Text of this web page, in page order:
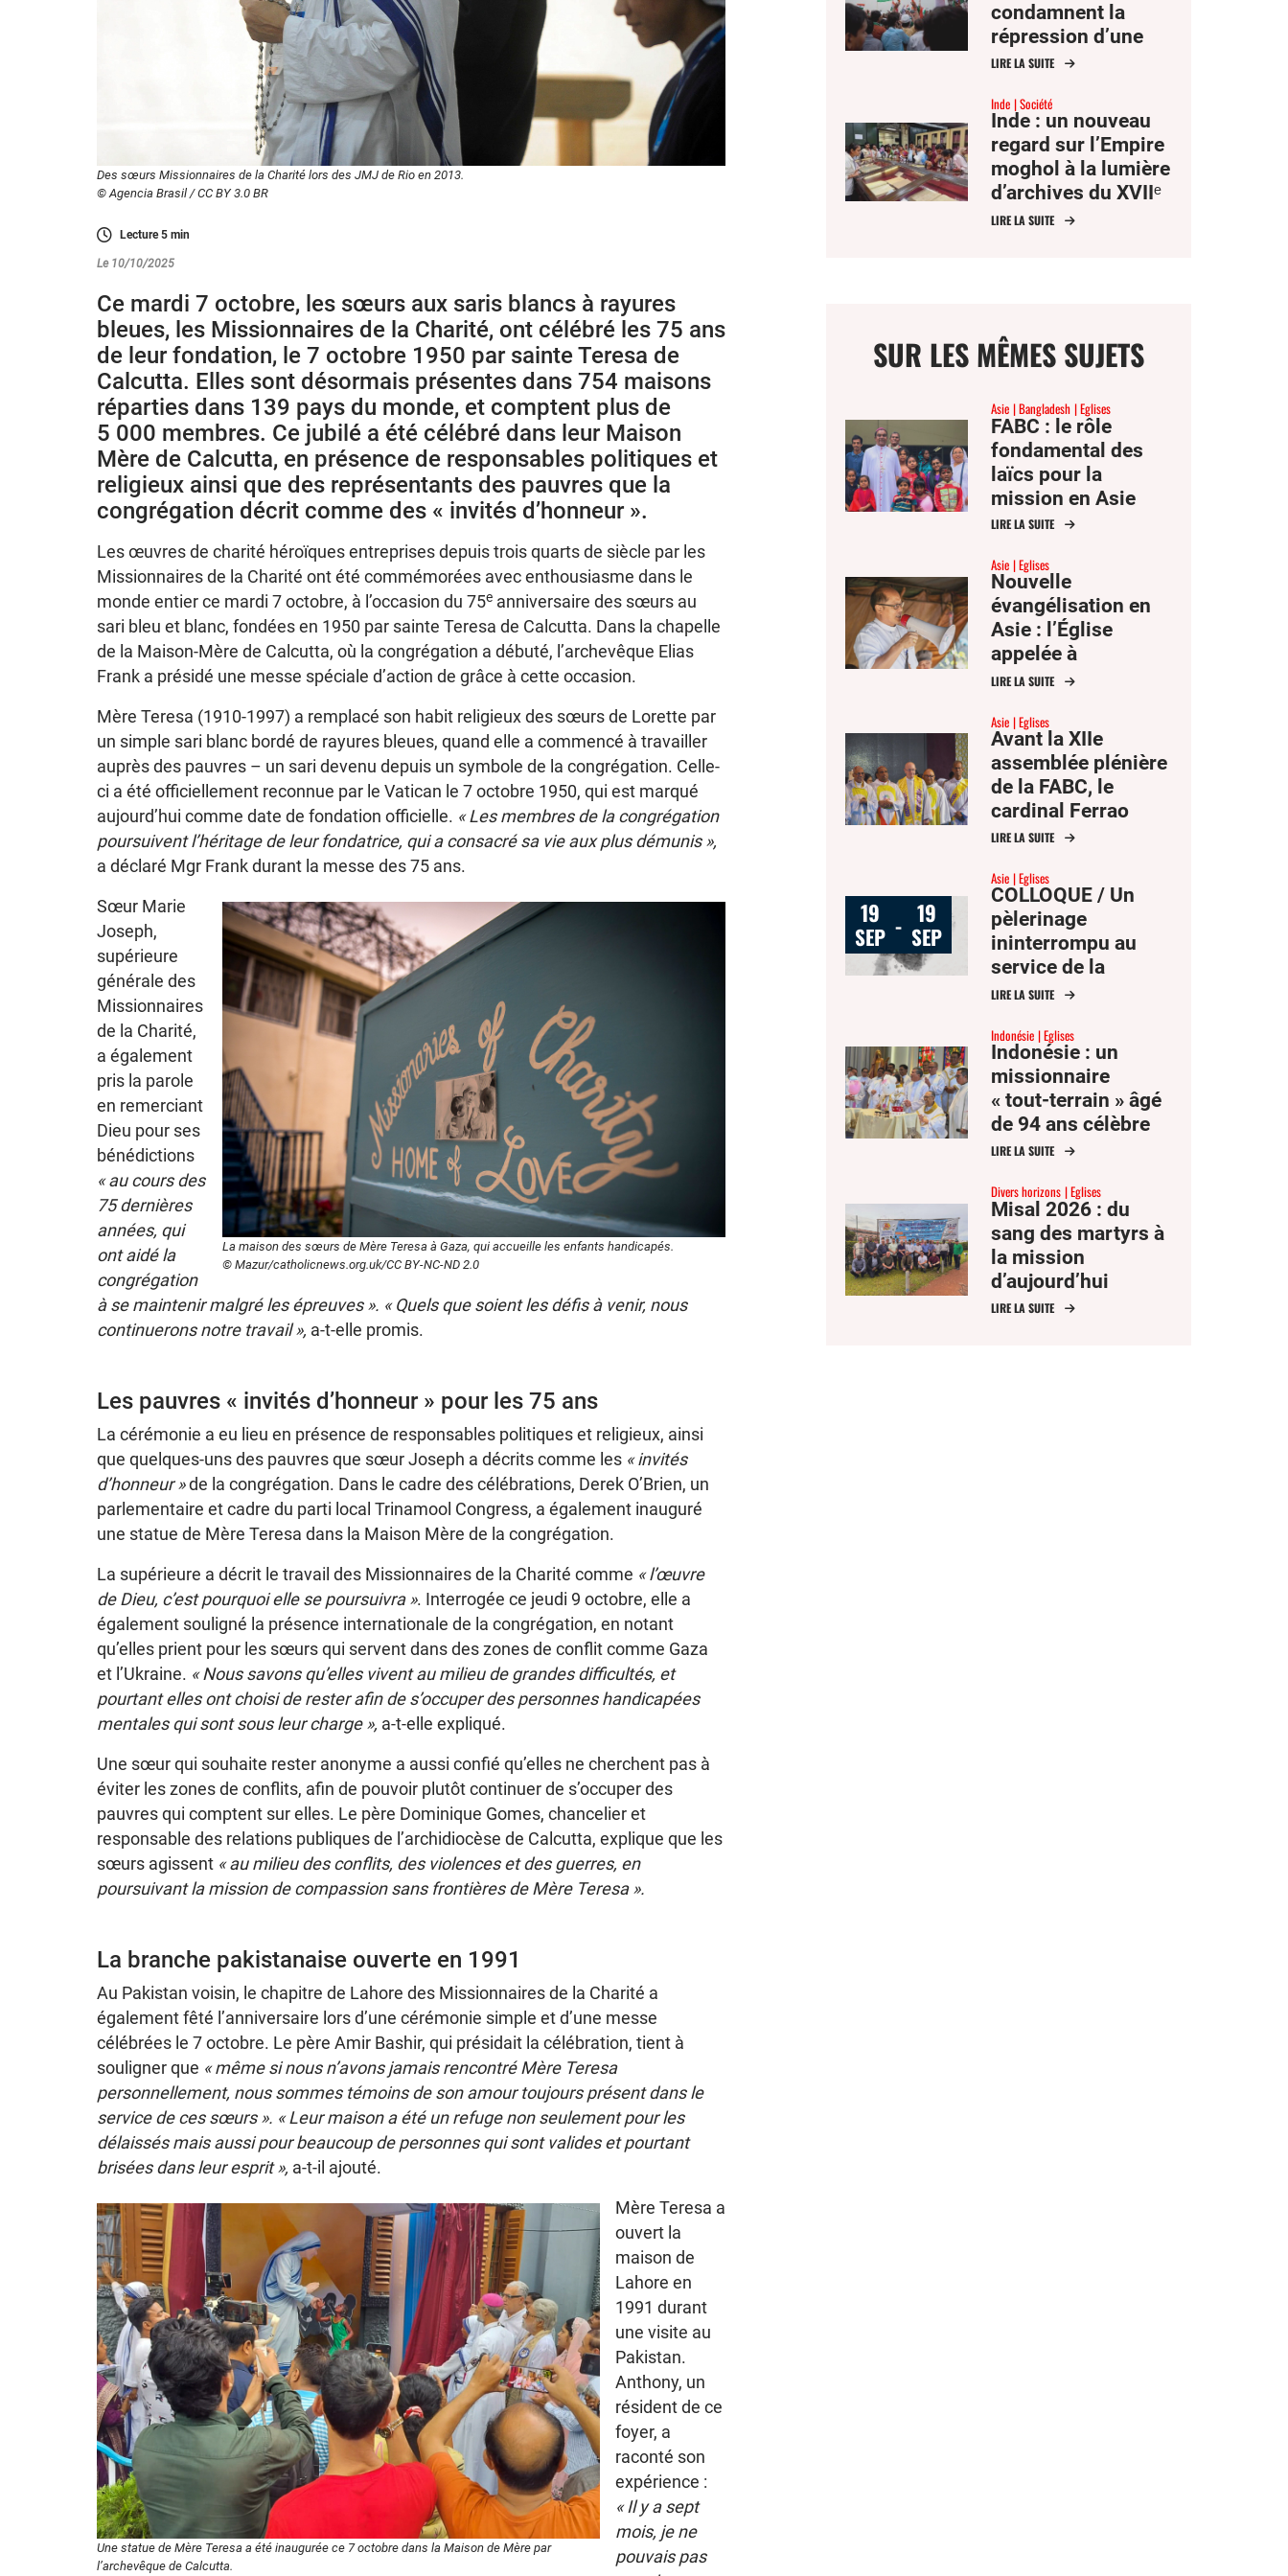
Des sœurs Missionnaires de la Charité lors des JMJ de Rio en 2013.
© Agencia Brasil / CC BY 3.0 BR
Lecture5min
Le 10/10/2025
Ce mardi 7 octobre, les sœurs aux saris blancs à rayures
bleues, les Missionnaires de la Charité, ont célébré les 75 ans
de leur fondation, le 7 octobre 1950 par sainte Teresa de
Calcutta. Elles sont désormais présentes dans 754 maisons
réparties dans 139 pays du monde, et comptent plus de
5 000 membres. Ce jubilé a été célébré dans leur Maison
Mère de Calcutta, en présence de responsables politiques et
religieux ainsi que des représentants des pauvres que la
congrégation décrit comme des « invités d’honneur ».
Les œuvres de charité héroïques entreprises depuis trois quarts de siècle par les
Missionnaires de la Charité ont été commémorées avec enthousiasme dans le
monde entier ce mardi 7 octobre, à l’occasion du 75eanniversaire des sœurs au
sari bleu et blanc, fondées en 1950 par sainte Teresa de Calcutta. Dans la chapelle
de la Maison-Mère de Calcutta, où la congrégation a débuté, l’archevêque Elias
Frank a présidé une messe spéciale d’action de grâce à cette occasion.
Mère Teresa (1910-1997) a remplacé son habit religieux des sœurs de Lorette par
un simple sari blanc bordé de rayures bleues, quand elle a commencé à travailler
auprès des pauvres – un sari devenu depuis un symbole de la congrégation. Celle-
ci a été officiellement reconnue par le Vatican le 7 octobre 1950, qui est marqué
aujourd’hui comme date de fondation officielle. « Les membres de la congrégation
poursuivent l’héritage de leur fondatrice, qui a consacré sa vie aux plus démunis »,
a déclaré Mgr Frank durant la messe des 75 ans.
La maison des sœurs de Mère Teresa à Gaza, qui accueille les enfants handicapés.
© Mazur/catholicnews.org.uk/CC BY-NC-ND 2.0
Sœur Marie
Joseph,
supérieure
générale des
Missionnaires
de la Charité,
a également
pris la parole
en remerciant
Dieu pour ses
bénédictions
« au cours des
75 dernières
années, qui
ont aidé la
congrégation
à se maintenir malgré les épreuves ». « Quels que soient les défis à venir, nous
continuerons notre travail », a-t-elle promis.
Les pauvres « invités d’honneur » pour les 75 ans
La cérémonie a eu lieu en présence de responsables politiques et religieux, ainsi
que quelques-uns des pauvres que sœur Joseph a décrits comme les « invités
d’honneur »de la congrégation. Dans le cadre des célébrations, Derek O’Brien, un
parlementaire et cadre du parti local Trinamool Congress, a également inauguré
une statue de Mère Teresa dans la Maison Mère de la congrégation.
La supérieure a décrit le travail des Missionnaires de la Charité comme « l’œuvre
de Dieu, c’est pourquoi elle se poursuivra ». Interrogée ce jeudi 9 octobre, elle a
également souligné la présence internationale de la congrégation, en notant
qu’elles prient pour les sœurs qui servent dans des zones de conflit comme Gaza
et l’Ukraine. « Nous savons qu’elles vivent au milieu de grandes difficultés, et
pourtant elles ont choisi de rester afin de s’occuper des personnes handicapées
mentales qui sont sous leur charge », a-t-elle expliqué.
Une sœur qui souhaite rester anonyme a aussi confié qu’elles ne cherchent pas à
éviter les zones de conflits, afin de pouvoir plutôt continuer de s’occuper des
pauvres qui comptent sur elles. Le père Dominique Gomes, chancelier et
responsable des relations publiques de l’archidiocèse de Calcutta, explique que les
sœurs agissent « au milieu des conflits, des violences et des guerres, en
poursuivant la mission de compassion sans frontières de Mère Teresa ».
La branche pakistanaise ouverte en 1991
Au Pakistan voisin, le chapitre de Lahore des Missionnaires de la Charité a
également fêté l’anniversaire lors d’une cérémonie simple et d’une messe
célébrées le 7 octobre. Le père Amir Bashir, qui présidait la célébration, tient à
souligner que « même si nous n’avons jamais rencontré Mère Teresa
personnellement, nous sommes témoins de son amour toujours présent dans le
service de ces sœurs ». « Leur maison a été un refuge non seulement pour les
délaissés mais aussi pour beaucoup de personnes qui sont valides et pourtant
brisées dans leur esprit », a-t-il ajouté.
Une statue de Mère Teresa a été inaugurée ce 7 octobre dans la Maison de Mère par
l’archevêque de Calcutta.
Mère Teresa a
ouvert la
maison de
Lahore en
1991 durant
une visite au
Pakistan.
Anthony, un
résident de ce
foyer, a
raconté son
expérience :
« Il y a sept
mois, je ne
pouvais pas
condamnent la
répression d’une
manifestation
LIRE LA SUITE
Inde Société
Inde : un nouveau
regard sur l’Empire
moghol à la lumière
d’archives du XVIIᵉ
siècle
LIRE LA SUITE
SUR LES MÊMES SUJETS
Asie Bangladesh Eglises
FABC : le rôle
fondamental des
laïcs pour la
mission en Asie
LIRE LA SUITE
Asie Eglises
Nouvelle
évangélisation en
Asie : l’Église
appelée à
communiquer
LIRE LA SUITE
Asie Eglises
Avant la XIIe
assemblée plénière
de la FABC, le
cardinal Ferrao
s’interroge sur
mission des
Églises d’Asie
LIRE LA SUITE
19
SEP - 19
SEP
Asie Eglises
COLLOQUE / Un
pèlerinage
ininterrompu au
service de la
mission
LIRE LA SUITE
Indonésie Eglises
Indonésie : un
missionnaire
« tout-terrain » âgé
de 94 ans célèbre
ses 62 ans de
LIRE LA SUITE
Divers horizons Eglises
Misal 2026 : du
sang des martyrs à
la mission
d’aujourd’hui
LIRE LA SUITE